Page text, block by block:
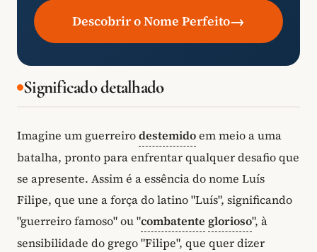
Descobrir o Nome Perfeito→
Significado detalhado
Imagine um guerreirodestemidoem meio a uma
batalha, pronto para enfrentar qualquer desafio que
se apresente. Assim é a essência do nome Luís
Filipe, que une a força do latino "Luís", significando
"guerreiro famoso" ou "combatente glorioso", à
sensibilidade do grego "Filipe", que quer dizer